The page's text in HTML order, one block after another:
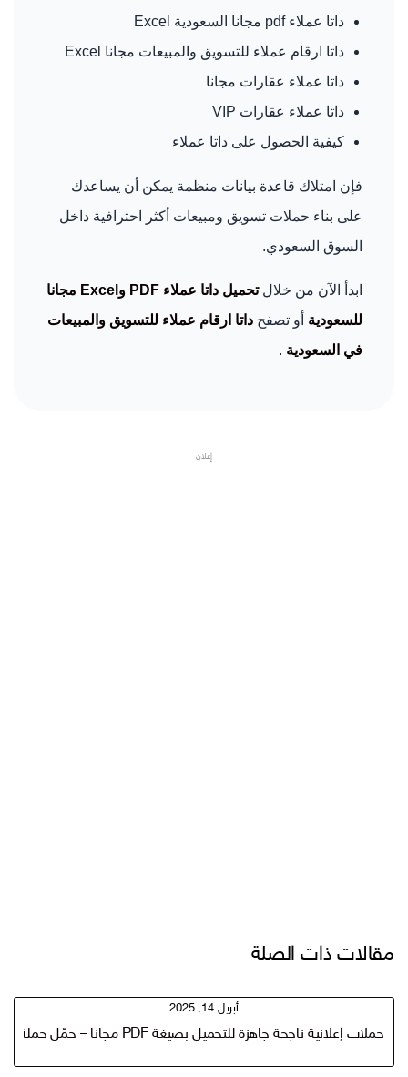
داتا عملاء pdf مجانا السعودية Excel
داتا ارقام عملاء للتسويق والمبيعات مجانا Excel
داتا عملاء عقارات مجانا
داتا عملاء عقارات VIP
كيفية الحصول على داتا عملاء
فإن امتلاك قاعدة بيانات منظمة يمكن أن يساعدك
على بناء حملات تسويق ومبيعات أكثر احترافية داخل
السوق السعودي.
ابدأ الآن من خلال
تحميل داتا عملاء PDF وExcel مجانا
للسعودية أو تصفح داتا ارقام عملاء للتسويق والمبيعات
في السعودية .
إعلان
مقالات ذات الصلة
أبريل 14, 2025
حملات إعلانية ناجحة جاهزة للتحميل بصيغة PDF مجانا – حمّل حملة اعلانية تجذب العملاء